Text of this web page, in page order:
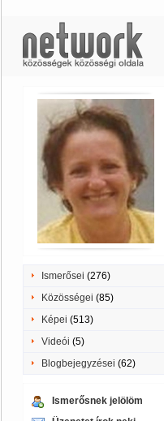
Ismerősei (276)
Közösségei (85)
Képei (513)
Videói (5)
Blogbejegyzései (62)
Ismerősnek jelölöm